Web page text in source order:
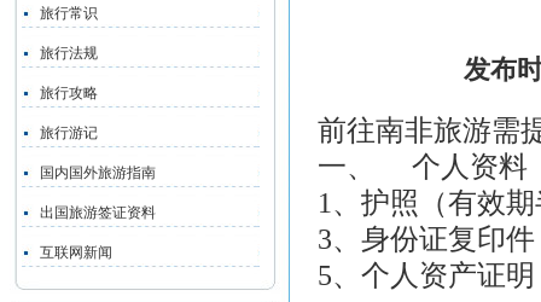
旅行常识
旅行法规
旅行攻略
旅行游记
国内国外旅游指南
出国旅游签证资料
互联网新闻
发布
前往南非旅游需
一、 个人资料
1、护照（有效
3、身份证复
5、个人资产